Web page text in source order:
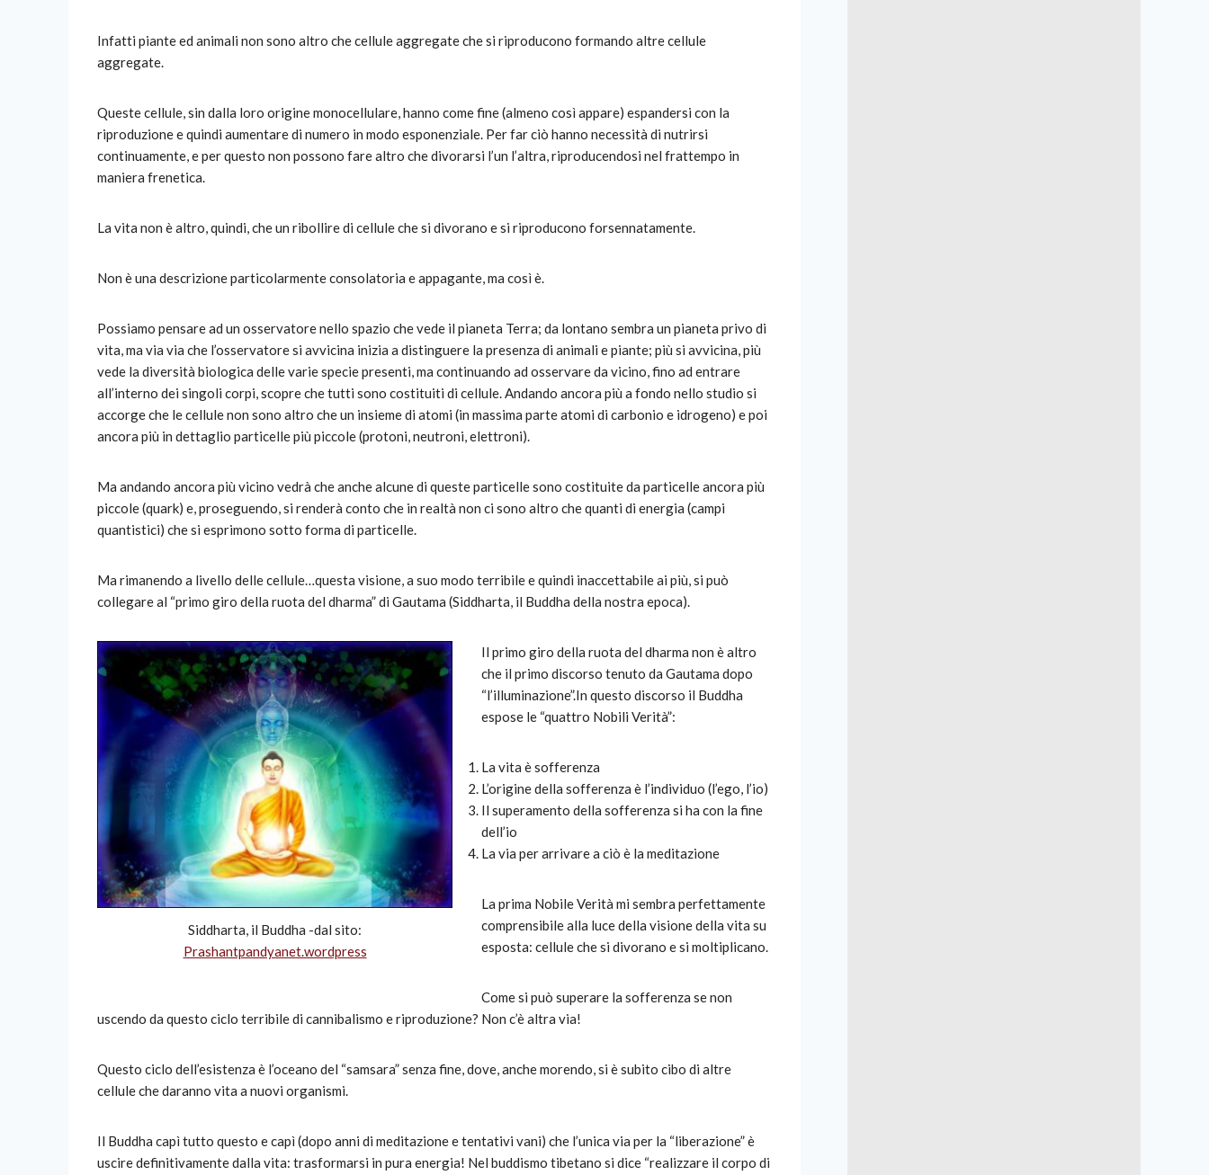
Infatti piante ed animali non sono altro che cellule aggregate che si riproducono formando altre cellule
aggregate.
Queste cellule, sin dalla loro origine monocellulare, hanno come fine (almeno così appare) espandersi con la
riproduzione e quindi aumentare di numero in modo esponenziale. Per far ciò hanno necessità di nutrirsi
continuamente, e per questo non possono fare altro che divorarsi l’un l’altra, riproducendosi nel frattempo in
maniera frenetica.
La vita non è altro, quindi, che un ribollire di cellule che si divorano e si riproducono forsennatamente.
Non è una descrizione particolarmente consolatoria e appagante, ma così è.
Possiamo pensare ad un osservatore nello spazio che vede il pianeta Terra; da lontano sembra un pianeta privo di
vita, ma via via che l’osservatore si avvicina inizia a distinguere la presenza di animali e piante; più si avvicina, più
vede la diversità biologica delle varie specie presenti, ma continuando ad osservare da vicino, fino ad entrare
all’interno dei singoli corpi, scopre che tutti sono costituiti di cellule. Andando ancora più a fondo nello studio si
accorge che le cellule non sono altro che un insieme di atomi (in massima parte atomi di carbonio e idrogeno) e poi
ancora più in dettaglio particelle più piccole (protoni, neutroni, elettroni).
Ma andando ancora più vicino vedrà che anche alcune di queste particelle sono costituite da particelle ancora più
piccole (quark) e, proseguendo, si renderà conto che in realtà non ci sono altro che quanti di energia (campi
quantistici) che si esprimono sotto forma di particelle.
Ma rimanendo a livello delle cellule…questa visione, a suo modo terribile e quindi inaccettabile ai più, si può
collegare al “primo giro della ruota del dharma” di Gautama (Siddharta, il Buddha della nostra epoca).
Siddharta, il Buddha -dal sito:
Prashantpandyanet.wordpress
Il primo giro della ruota del dharma non è altro
che il primo discorso tenuto da Gautama dopo
“l’illuminazione”.In questo discorso il Buddha
espose le “quattro Nobili Verità”:
La vita è sofferenza
L’origine della sofferenza è l’individuo (l’ego, l’io)
Il superamento della sofferenza si ha con la fine
dell’io
La via per arrivare a ciò è la meditazione
La prima Nobile Verità mi sembra perfettamente
comprensibile alla luce della visione della vita su
esposta: cellule che si divorano e si moltiplicano.
Come si può superare la sofferenza se non
uscendo da questo ciclo terribile di cannibalismo e riproduzione? Non c’è altra via!
Questo ciclo dell’esistenza è l’oceano del “samsara” senza fine, dove, anche morendo, si è subito cibo di altre
cellule che daranno vita a nuovi organismi.
Il Buddha capì tutto questo e capì (dopo anni di meditazione e tentativi vani) che l’unica via per la “liberazione” è
uscire definitivamente dalla vita: trasformarsi in pura energia! Nel buddismo tibetano si dice “realizzare il corpo di